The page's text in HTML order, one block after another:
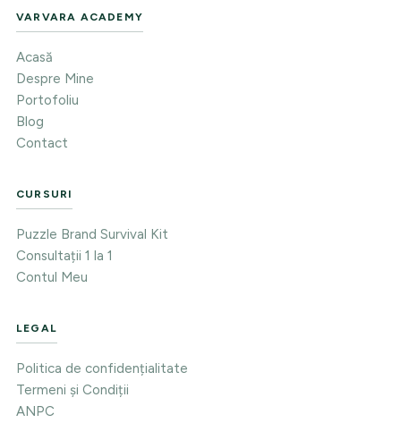
VARVARA ACADEMY
Acasă
Despre Mine
Portofoliu
Blog
Contact
CURSURI
Puzzle Brand Survival Kit
Consultații 1 la 1
Contul Meu
LEGAL
Politica de confidențialitate
Termeni și Condiții
ANPC